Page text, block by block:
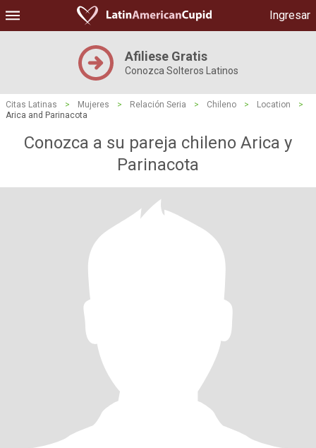
Ingresar
Afiliese Gratis
Conozca Solteros Latinos
Citas Latinas > Mujeres > Relación Seria > Chileno > Location
>
Arica and Parinacota
Conozca a su pareja chileno Arica y
Parinacota